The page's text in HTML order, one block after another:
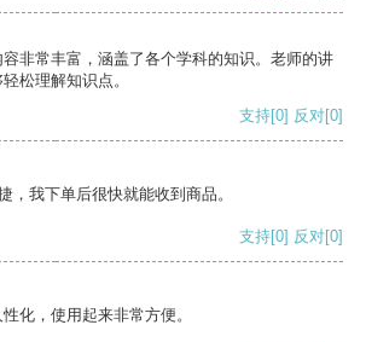
非常丰富，涵盖了各个学科的知识。老师的讲
松理解知识点。
支持[0] 反对[0]
，我下单后很快就能收到商品。
支持[0] 反对[0]
化，使用起来非常方便。